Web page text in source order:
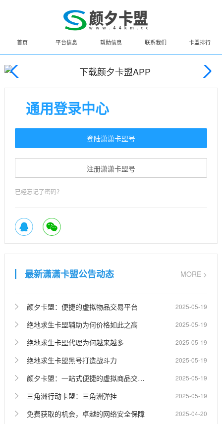
首页 平台信息 帮助信息 联系我们 卡盟排行
通用登录中心
登陆潇潇卡盟号
注册潇潇卡盟号
已经忘记了密码？
最新潇潇卡盟公告动态 MORE >
颜夕卡盟：便捷的虚拟物品交易平台 2025-05-19
绝地求生卡盟辅助为何价格如此之高 2025-05-19
绝地求生卡盟代理为何越来越多 2025-05-19
绝地求生卡盟黑号打造战斗力 2025-05-19
颜夕卡盟：一站式便捷的虚拟商品交易平台 2025-05-19
三角洲行动卡盟：三角洲弹挂 2025-05-19
免费获取的机会，卓越的网络安全保障 2025-04-20